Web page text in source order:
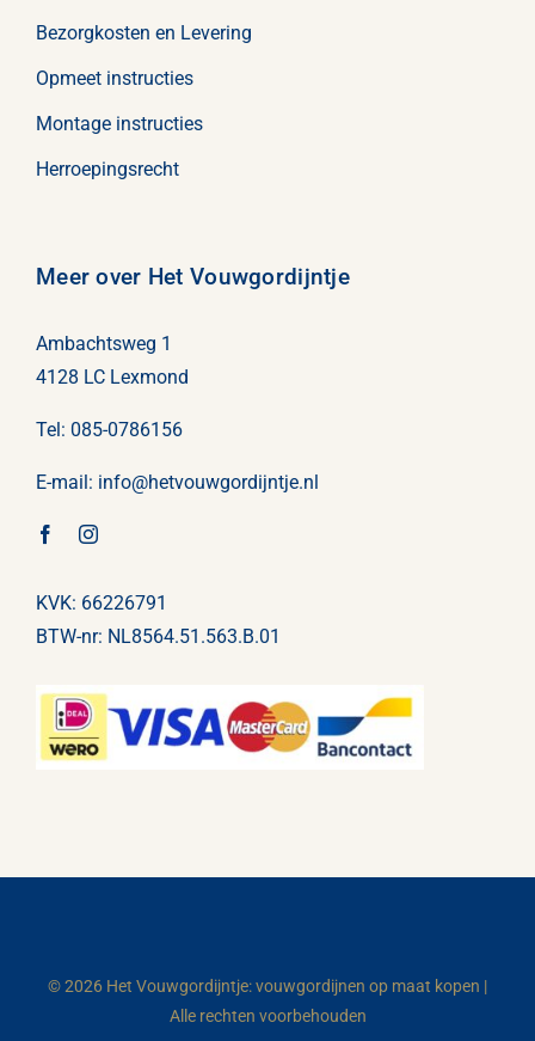
Bezorgkosten en Levering
Opmeet instructies
Montage instructies
Herroepingsrecht
Meer over Het Vouwgordijntje
Ambachtsweg 1
4128 LC Lexmond
Tel: 085-0786156
E-mail: info@hetvouwgordijntje.nl
KVK: 66226791
BTW-nr: NL8564.51.563.B.01
© 2026 Het Vouwgordijntje: vouwgordijnen op maat kopen |
Alle rechten voorbehouden